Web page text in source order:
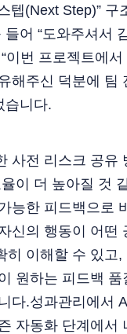
텝(Next Step)” 구
어 “도와주셔서
이번 프로젝트에
해주신 덕분에 팀
습니다.
사전 리스크 공유
이 더 높아질 것
능한 피드백으로
신의 행동이 어떤
히 이해할 수 있고,
원하는 피드백 품
다.성과관리에서
자동화 단계에서